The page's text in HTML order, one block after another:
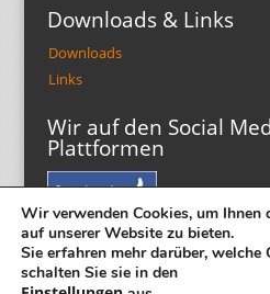
Downloads & Links
Downloads
Links
Wir auf den Social
Plattformen
Wir verwenden Cookies, um
auf unserer Website zu bieten.
Sie erfahren mehr darüber,
schalten Sie sie in den